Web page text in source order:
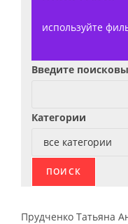
используйте
Введите
Категории
Прудченко Татьяна